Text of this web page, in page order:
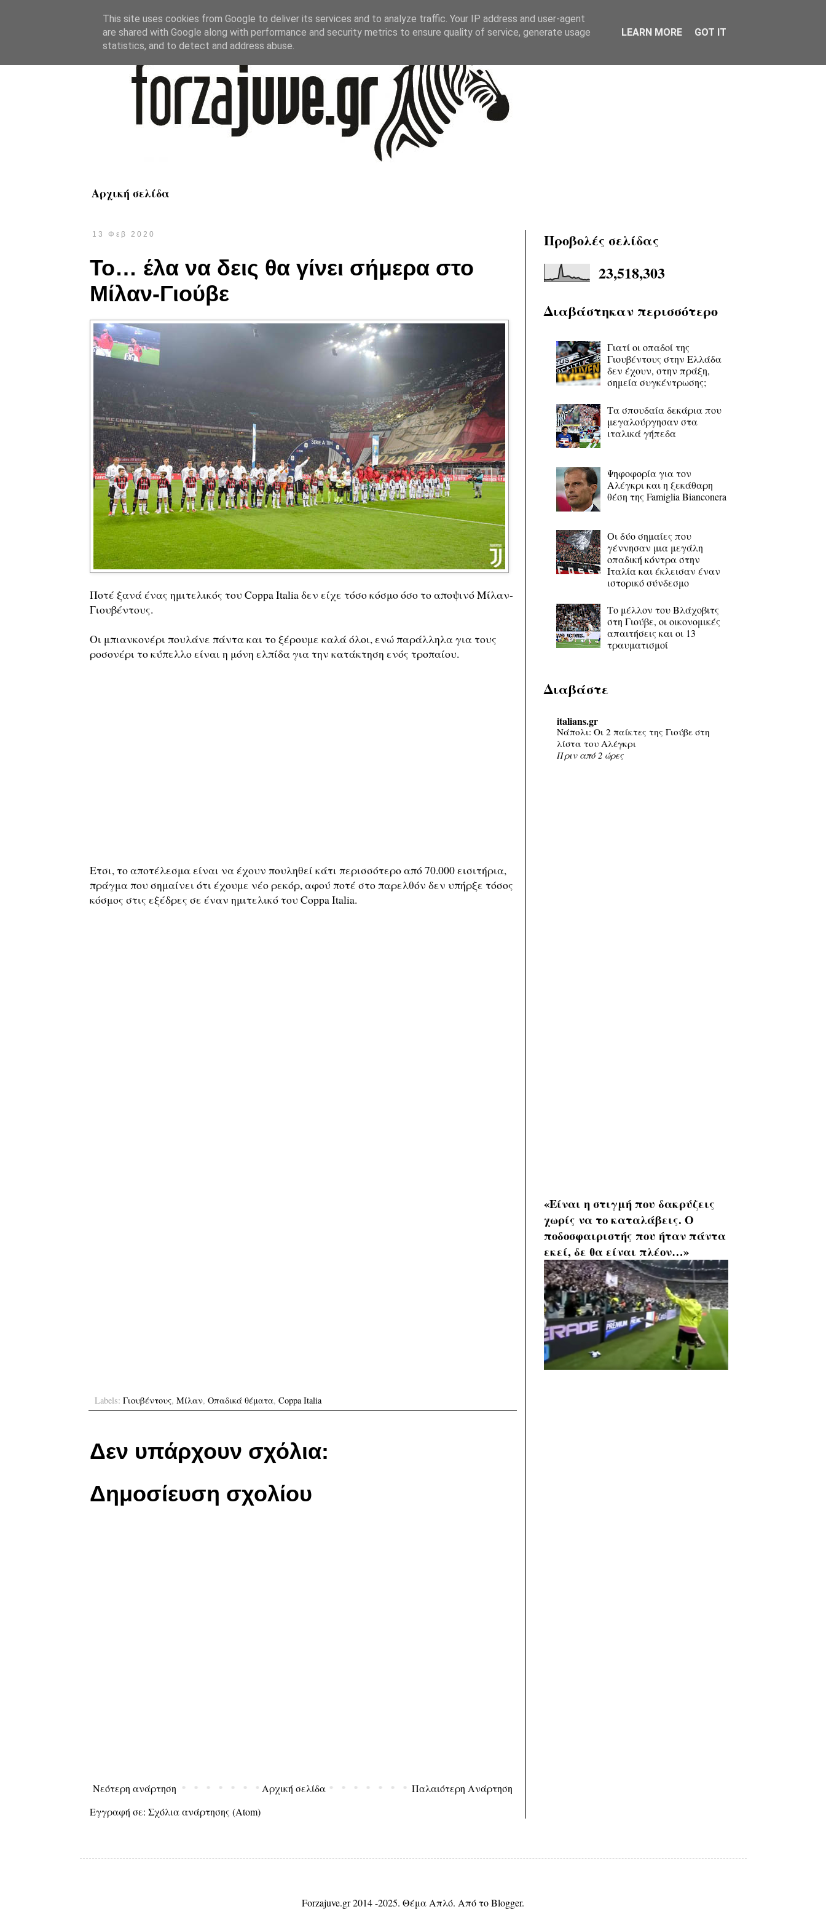
Αρχική σελίδα
13 Φεβ 2020
Το… έλα να δεις θα γίνει σήμερα στο
Μίλαν-Γιούβε
Ποτέ ξανά ένας ημιτελικός του Coppa Italia δεν είχε τόσο κόσμο όσο το αποψινό Μίλαν-
Γιουβέντους.
Οι μπιανκονέρι πουλάνε πάντα και το ξέρουμε καλά όλοι, ενώ παράλληλα για τους
ροσονέρι το κύπελλο είναι η μόνη ελπίδα για την κατάκτηση ενός τροπαίου.
Ετσι, το αποτέλεσμα είναι να έχουν πουληθεί κάτι περισσότερο από 70.000 εισιτήρια,
πράγμα που σημαίνει ότι έχουμε νέο ρεκόρ, αφού ποτέ στο παρελθόν δεν υπήρξε τόσος
κόσμος στις εξέδρες σε έναν ημιτελικό του Coppa Italia.
Labels: Γιουβέντους, Μίλαν, Οπαδικά θέματα, Coppa Italia
Δεν υπάρχουν σχόλια:
Δημοσίευση σχολίου
Νεότερη ανάρτηση Παλαιότερη Ανάρτηση
Αρχική σελίδα
Εγγραφή σε: Σχόλια ανάρτησης (Atom)
Προβολές σελίδας
23,518,303
Διαβάστηκαν περισσότερο
Γιατί οι οπαδοί της
Γιουβέντους στην Ελλάδα
δεν έχουν, στην πράξη,
σημεία συγκέντρωσης;
Τα σπουδαία δεκάρια που
μεγαλούργησαν στα
ιταλικά γήπεδα
Ψηφοφορία για τον
Αλέγκρι και η ξεκάθαρη
θέση της Famiglia Bianconera
Οι δύο σημαίες που
γέννησαν μια μεγάλη
οπαδική κόντρα στην
Ιταλία και έκλεισαν έναν
ιστορικό σύνδεσμο
Το μέλλον του Βλάχοβιτς
στη Γιούβε, οι οικονομικές
απαιτήσεις και οι 13
τραυματισμοί
Διαβάστε
italians.gr
Νάπολι: Οι 2 παίκτες της Γιούβε στη
λίστα του Αλέγκρι
Πριν από 2 ώρες
«Είναι η στιγμή που δακρύζεις
χωρίς να το καταλάβεις. Ο
ποδοσφαιριστής που ήταν πάντα
εκεί, δε θα είναι πλέον…»
Forzajuve.gr 2014 -2025. Θέμα Απλό. Από τοBlogger.
This site uses cookies from Google to deliver its services and to analyze traffic. Your IP address and user-agent
are shared with Google along with performance and security metrics to ensure quality of service, generate usage
statistics, and to detect and address abuse.
LEARN MORE GOT IT